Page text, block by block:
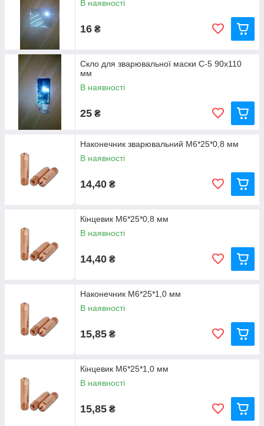
В наявності
16 ₴
Скло для зварювальної маски С-5 90х110
мм
В наявності
25 ₴
Наконечник зварювальний М6*25*0,8 мм
В наявності
14,40 ₴
Кінцевик М6*25*0,8 мм
В наявності
14,40 ₴
Наконечник М6*25*1,0 мм
В наявності
15,85 ₴
Кінцевик М6*25*1,0 мм
В наявності
15,85 ₴